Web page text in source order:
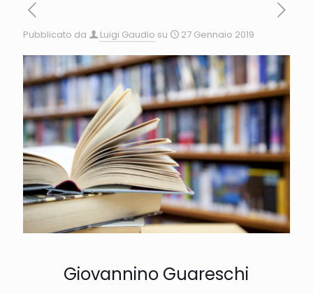
Pubblicato da Luigi Gaudio su 27 Gennaio 2019
Giovannino Guareschi